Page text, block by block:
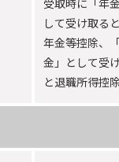
して受け取る
年金等控除、
金」として受
と退職所得控